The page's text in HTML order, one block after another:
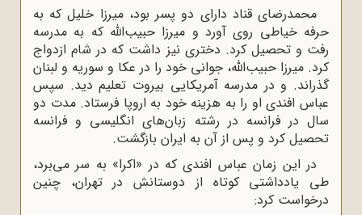
محمدرضاى قناد داراى دو پسر بود، میرزا خلیل که به
حرفه خیاطى روى آورد و میرزا حبیب‌اللّه‌ که به مدرسه
رفت و تحصیل کرد. دخترى نیز داشت که در شام ازدواج
کرد. میرزا حبیب‌اللّه‌، جوانى خود را در عکا و سوریه و لبنان
گذراند. و در مدرسه آمریکایى بیروت تعلیم دید. سپس
عباس افندى او را به هزینه خود به اروپا فرستاد. مدت دو
سال در فرانسه در رشته زبان‌هاى انگلیسى و فرانسه
تحصیل کرد و پس از آن به ایران بازگشت.
در این زمان عباس افندى که در «اکرا» به سر مى‌برد،
طى یادداشتى کوتاه از دوستانش در تهران، چنین
درخواست کرد: